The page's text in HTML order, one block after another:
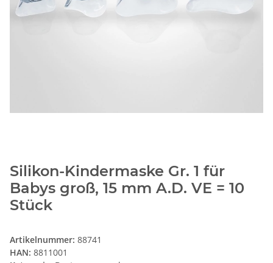
Silikon-Kindermaske Gr. 1 für
Babys groß, 15 mm A.D. VE = 10
Stück
Artikelnummer: 88741
HAN: 8811001